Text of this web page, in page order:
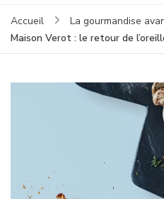
Accueil
La gourmandise
Maison Verot : le retour de